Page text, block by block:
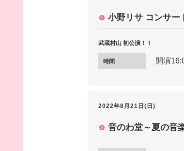
小野リサ コンサ
武蔵村山 初公演！！
時間 開演16
2022年8月21日(日)
音のわ堂～夏の音